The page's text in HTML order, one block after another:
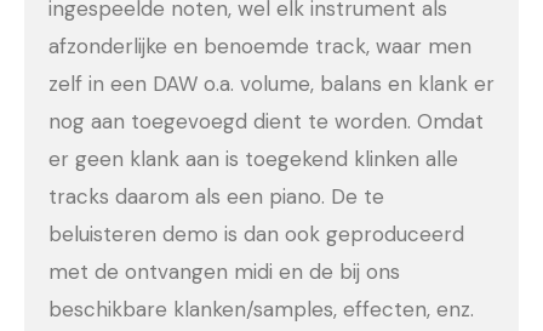
ingespeelde noten, wel elk instrument als
afzonderlijke en benoemde track, waar men
zelf in een DAW o.a. volume, balans en klank er
nog aan toegevoegd dient te worden. Omdat
er geen klank aan is toegekend klinken alle
tracks daarom als een piano. De te
beluisteren demo is dan ook geproduceerd
met de ontvangen midi en de bij ons
beschikbare klanken/samples, effecten, enz.